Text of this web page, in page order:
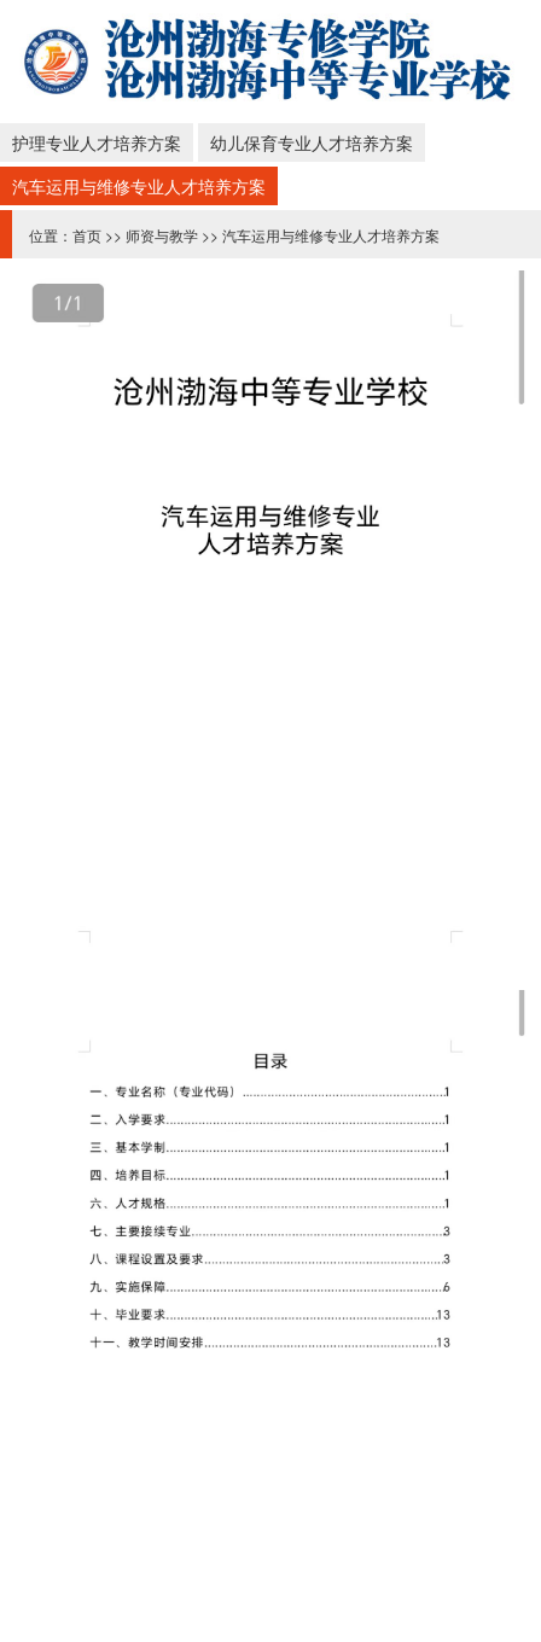
护理专业人才培养方案
幼儿保育专业人才培养方案
汽车运用与维修专业人才培养方案
位置： 首页 >> 师资与教学 >> 汽车运用与维修专业人才培养方案